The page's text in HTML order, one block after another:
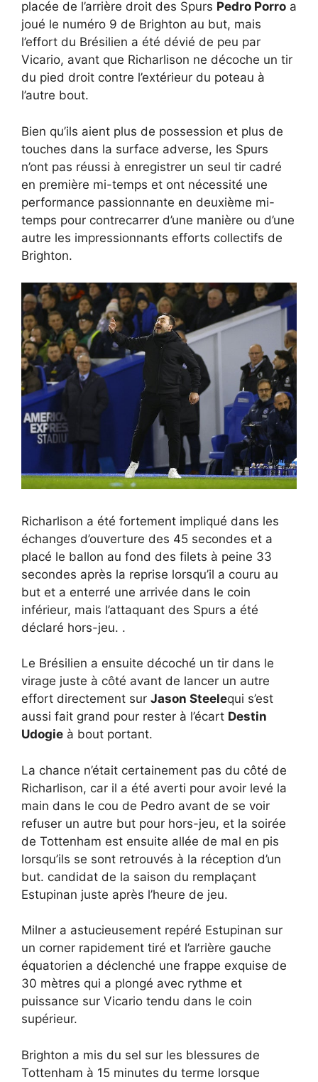
placée de l’arrière droit des Spurs Pedro Porro a
joué le numéro 9 de Brighton au but, mais
l’effort du Brésilien a été dévié de peu par
Vicario, avant que Richarlison ne décoche un tir
du pied droit contre l’extérieur du poteau à
l’autre bout.
Bien qu’ils aient plus de possession et plus de
touches dans la surface adverse, les Spurs
n’ont pas réussi à enregistrer un seul tir cadré
en première mi-temps et ont nécessité une
performance passionnante en deuxième mi-
temps pour contrecarrer d’une manière ou d’une
autre les impressionnants efforts collectifs de
Brighton.
Richarlison a été fortement impliqué dans les
échanges d’ouverture des 45 secondes et a
placé le ballon au fond des filets à peine 33
secondes après la reprise lorsqu’il a couru au
but et a enterré une arrivée dans le coin
inférieur, mais l’attaquant des Spurs a été
déclaré hors-jeu. .
Le Brésilien a ensuite décoché un tir dans le
virage juste à côté avant de lancer un autre
effort directement sur Jason Steelequi s’est
aussi fait grand pour rester à l’écart Destin
Udogie à bout portant.
La chance n’était certainement pas du côté de
Richarlison, car il a été averti pour avoir levé la
main dans le cou de Pedro avant de se voir
refuser un autre but pour hors-jeu, et la soirée
de Tottenham est ensuite allée de mal en pis
lorsqu’ils se sont retrouvés à la réception d’un
but. candidat de la saison du remplaçant
Estupinan juste après l’heure de jeu.
Milner a astucieusement repéré Estupinan sur
un corner rapidement tiré et l’arrière gauche
équatorien a déclenché une frappe exquise de
30 mètres qui a plongé avec rythme et
puissance sur Vicario tendu dans le coin
supérieur.
Brighton a mis du sel sur les blessures de
Tottenham à 15 minutes du terme lorsque